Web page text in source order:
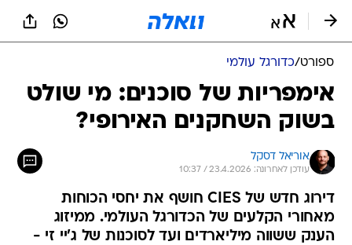
ספורט/כדורגל עולמי
אימפריות של סוכנים: מי שולט
בשוק השחקנים האירופי?
אוריאל דסקל
עודכן לאחרונה: 23.4.2026 / 10:37
דירוג חדש של CIES חושף את יחסי הכוחות
מאחורי הקלעים של הכדורגל העולמי. ממיזוג
הענק ששווה מיליארדים ועד לסוכנות של ג'יי זי -